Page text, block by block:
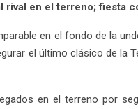
en el terreno; fiesta
en el fondo de la
el último clásico de la
en el terreno por